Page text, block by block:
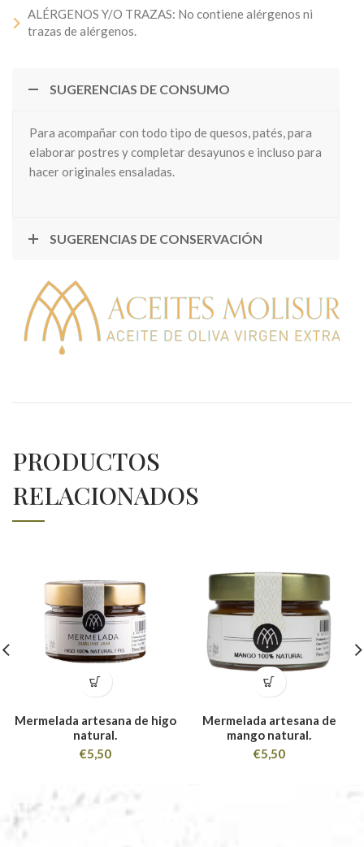
ALÉRGENOS Y/O TRAZAS: No contiene alérgenos ni
trazas de alérgenos.
SUGERENCIAS DE CONSUMO
Para acompañar con todo tipo de quesos, patés, para
elaborar postres y completar desayunos e incluso para
hacer originales ensaladas.
SUGERENCIAS DE CONSERVACIÓN
PRODUCTOS
RELACIONADOS
Mermelada artesana de higo
natural.
€5,50
Mermelada artesana de
mango natural.
€5,50